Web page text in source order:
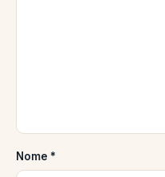
Nome *